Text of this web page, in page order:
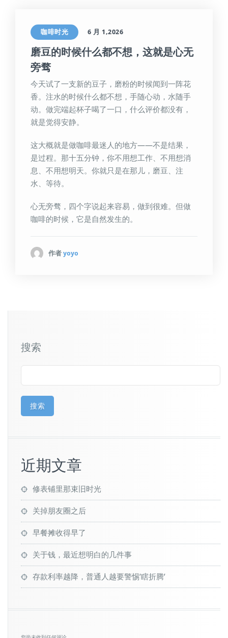
咖啡时光 6 月 1,2026
磨豆的时候什么都不想，这就是心无
旁骛
今天试了一支新的豆子，磨粉的时候闻到一阵花
香。注水的时候什么都不想，手随心动，水随手
动。做完端起杯子喝了一口，什么评价都没有，
就是觉得安静。
这大概就是做咖啡最迷人的地方——不是结果，
是过程。那十五分钟，你不用想工作、不用想消
息、不用想明天。你就只是在那儿，磨豆、注
水、等待。
心无旁骛，四个字说起来容易，做到很难。但做
咖啡的时候，它是自然发生的。
作者 yoyo
搜索
搜索
近期文章
修表铺里那束旧时光
关掉朋友圈之后
早餐摊收得早了
关于钱，最近想明白的几件事
存款利率越降，普通人越要警惕’瞎折腾’